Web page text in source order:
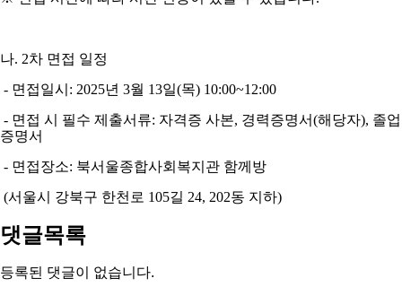
나. 2차 면접 일정
- 면접일시 : 2025년 3월 13일(목) 10:00~12:00
- 면접 시 필수 제출서류: 자격증 사본, 경력증명서(해당자), 졸업
증명서
- 면접장소: 북서울종합사회복지관 함께방
(서울시 강북구 한천로 105길 24, 202동 지하)
댓글목록
등록된 댓글이 없습니다.